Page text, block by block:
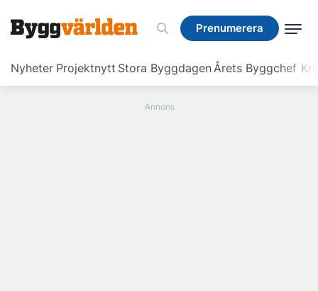
Prenumerera
Nyheter Projektnytt Stora ByggdagenÅrets Byggchef
Prenumerera